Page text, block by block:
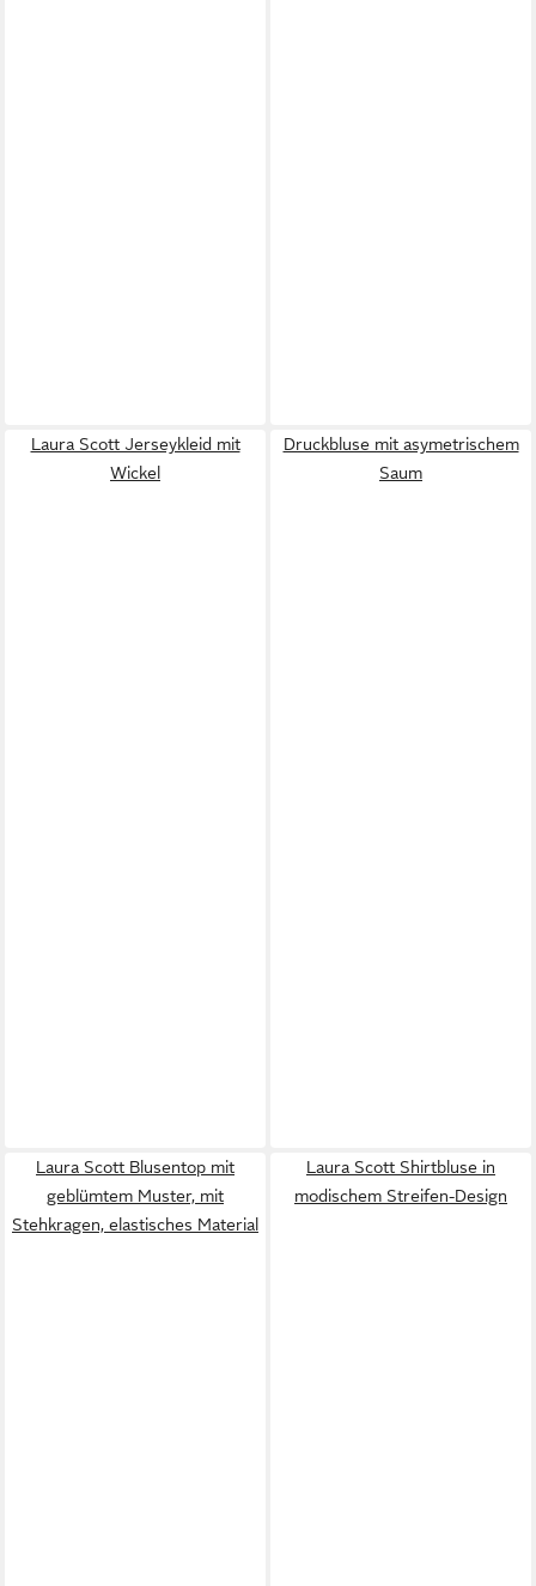
Laura Scott Jerseykleid mit
Wickel
Druckbluse mit asymetrischem
Saum
Laura Scott Blusentop mit
geblümtem Muster, mit
Stehkragen, elastisches Material
Laura Scott Shirtbluse in
modischem Streifen-Design